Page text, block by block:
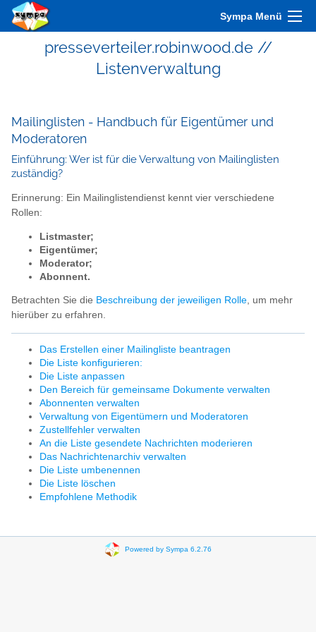
Sympa Menü
presseverteiler.robinwood.de //
Listenverwaltung
Mailinglisten - Handbuch für Eigentümer und
Moderatoren
Einführung: Wer ist für die Verwaltung von Mailinglisten
zuständig?
Erinnerung: Ein Mailinglistendienst kennt vier verschiedene
Rollen:
Listmaster;
Eigentümer;
Moderator;
Abonnent.
Betrachten Sie die Beschreibung der jeweiligen Rolle, um mehr
hierüber zu erfahren.
Das Erstellen einer Mailingliste beantragen
Die Liste konfigurieren:
Die Liste anpassen
Den Bereich für gemeinsame Dokumente verwalten
Abonnenten verwalten
Verwaltung von Eigentümern und Moderatoren
Zustellfehler verwalten
An die Liste gesendete Nachrichten moderieren
Das Nachrichtenarchiv verwalten
Die Liste umbenennen
Die Liste löschen
Empfohlene Methodik
Powered by Sympa 6.2.76